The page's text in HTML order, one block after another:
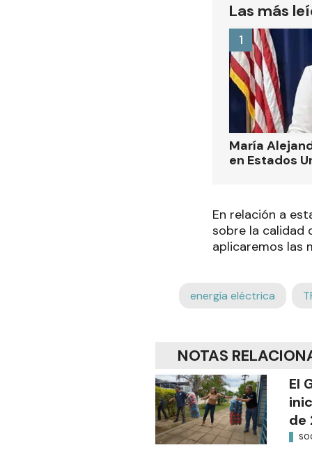
Las más
María
en Estados
1
En relación a
sobre la calidad
aplicaremos las
energía eléctrica
NOTAS
El
de